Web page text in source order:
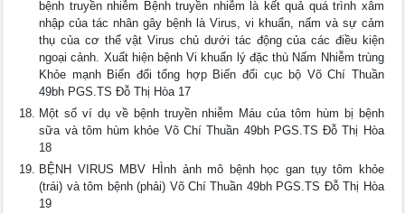
bệnh truyền nhiễm Bệnh truyền nhiễm là kết quả quá trình xâm
nhập của tác nhân gây bệnh là Virus, vi khuẩn, nấm và sự cảm
thụ của cơ thể vật Virus chủ dưới tác động của các điều kiện
ngoại cảnh. Xuất hiện bệnh Vi khuẩn lý đặc thù Nấm Nhiễm trùng
Khỏe mạnh Biến đổi tổng hợp Biến đổi cục bộ Võ Chí Thuần
49bh PGS.TS Đỗ Thị Hòa 17
Một số ví dụ về bệnh truyền nhiễm Máu của tôm hùm bị bệnh
sữa và tôm hùm khỏe Võ Chí Thuần 49bh PGS.TS Đỗ Thị Hòa
18
BỆNH VIRUS MBV HÌnh ảnh mô bệnh học gan tụy tôm khỏe
(trái) và tôm bệnh (phải) Võ Chí Thuần 49bh PGS.TS Đỗ Thị Hòa
19